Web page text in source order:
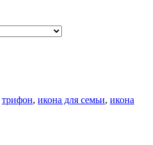
трифон, икона для семьи, икона